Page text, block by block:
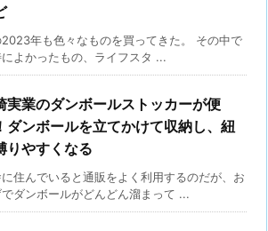
2023年も色々なものを買ってきた。 その中で
によかったもの、ライフスタ ...
実業のダンボールストッカーが便
ダンボールを立てかけて収納し、紐
りやすくなる
住んでいると通販をよく利用するのだが、お
ダンボールがどんどん溜まって ...